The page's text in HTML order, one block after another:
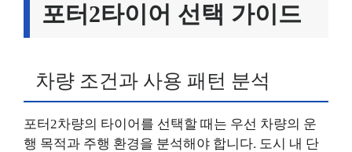
포터2타이어 선택 가이드
차량 조건과 사용 패턴 분석
포터2차량의 타이어를 선택할 때는 우선 차량의 운
행 목적과 주행 환경을 분석해야 합니다. 도시 내 단